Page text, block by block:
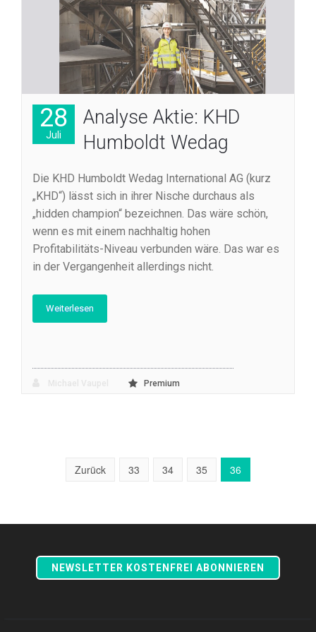
28
Juli
Analyse Aktie: KHD
Humboldt Wedag
Die KHD Humboldt Wedag International AG (kurz
„KHD“) lässt sich in ihrer Nische durchaus als
„hidden champion“ bezeichnen. Das wäre schön,
wenn es mit einem nachhaltig hohen
Profitabilitäts-Niveau verbunden wäre. Das war es
in der Vergangenheit allerdings nicht.
Weiterlesen
Premium
Zurück 33 34 35 36
NEWSLETTER KOSTENFREI ABONNIEREN